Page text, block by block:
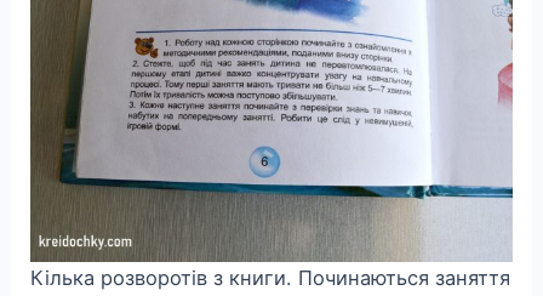
Кілька розворотів з книги. Починаються заняття